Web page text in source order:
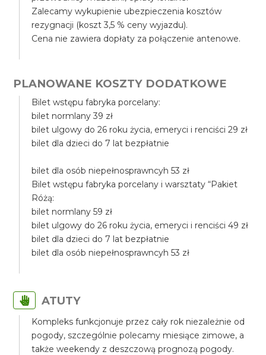
Zalecamy wykupienie ubezpieczenia kosztów
rezygnacji (koszt 3,5 % ceny wyjazdu).
Cena nie zawiera dopłaty za połączenie antenowe.
PLANOWANE KOSZTY DODATKOWE
Bilet wstępu fabryka porcelany:
bilet normlany 39 zł
bilet ulgowy do 26 roku życia, emeryci i renciści 29 zł
bilet dla dzieci do 7 lat bezpłatnie
bilet dla osób niepełnosprawncyh 53 zł
Bilet wstępu fabryka porcelany i warsztaty “Pakiet
Różą:
bilet normlany 59 zł
bilet ulgowy do 26 roku życia, emeryci i renciści 49 zł
bilet dla dzieci do 7 lat bezpłatnie
bilet dla osób niepełnosprawncyh 53 zł
ATUTY
Kompleks funkcjonuje przez cały rok niezależnie od
pogody, szczególnie polecamy miesiące zimowe, a
także weekendy z deszczową prognozą pogody.